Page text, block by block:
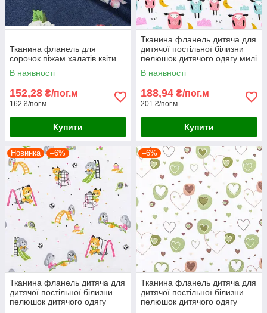
Тканина фланель для
сорочок піжам халатів квіти
В наявності
152,28 ₴/пог.м
162 ₴/пог.м
Купити
Тканина фланель дитяча для
дитячої постільної білизни
пелюшок дитячого одягу милі
овечки баранчики місяць
В наявності
188,94 ₴/пог.м
201 ₴/пог.м
Купити
Новинка –6%
Тканина фланель дитяча для
дитячої постільної білизни
пелюшок дитячого одягу
–6%
Тканина фланель дитяча для
дитячої постільної білизни
пелюшок дитячого одягу